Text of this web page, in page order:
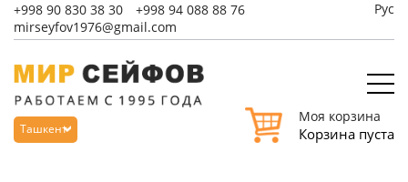
+998 90 830 38 30 +998 94 088 88 76
mirseyfov1976@gmail.com
Рус
Ташкент
Моя корзина
Корзина пуста